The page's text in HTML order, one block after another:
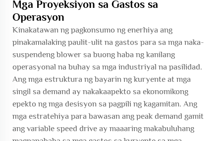
Mga Proyeksiyon sa Gastos sa
Operasyon
Kinakatawan ng pagkonsumo ng enerhiya ang
pinakamalaking paulit-ulit na gastos para sa mga naka-
suspendeng blower sa buong haba ng kanilang
operasyonal na buhay sa mga industriyal na pasilidad.
Ang mga estruktura ng bayarin ng kuryente at mga
singil sa demand ay nakakaapekto sa ekonomikong
epekto ng mga desisyon sa pagpili ng kagamitan. Ang
mga estratehiya para bawasan ang peak demand gamit
ang variable speed drive ay maaaring makabuluhang